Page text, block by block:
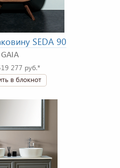
SEDA 90
GAIA
277 руб.*
в блокнот